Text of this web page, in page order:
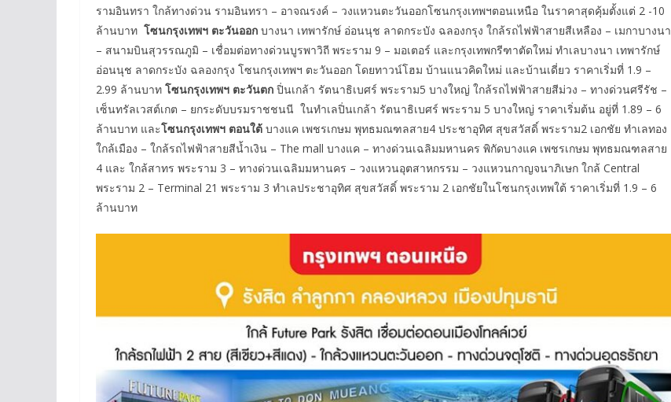
รามอินทรา ใกล้ทางด่วน รามอินทรา – อาจณรงค์ – วงแหวนตะวันออกโซนกรุงเทพฯตอนเหนือ ในราคาสุดคุ้มตั้งแต่ 2 -10
ล้านบาท โซนกรุงเทพฯ ตะวันออก บางนา เทพารักษ์ อ่อนนุช ลาดกระบัง ฉลองกรุง ใกล้รถไฟฟ้าสายสีเหลือง – เมกาบางนา
– สนามบินสุวรรณภูมิ – เชื่อมต่อทางด่วนบูรพาวิถี พระราม 9 – มอเตอร์ และกรุงเทพกรีฑาตัดใหม่ ทำเลบางนา เทพารักษ์
อ่อนนุช ลาดกระบัง ฉลองกรุง โซนกรุงเทพฯ ตะวันออก โดยทาวน์โฮม บ้านแนวคิดใหม่ และบ้านเดี่ยว ราคาเริ่มที่ 1.9 –
2.99 ล้านบาท โซนกรุงเทพฯ ตะวันตก ปิ่นเกล้า รัตนาธิเบศร์ พระราม5 บางใหญ่ ใกล้รถไฟฟ้าสายสีม่วง – ทางด่วนศรีรัช –
เซ็นทรัลเวสต์เกต – ยกระดับบรมราชชนนี ในทำเลปิ่นเกล้า รัตนาธิเบศร์ พระราม 5 บางใหญ่ ราคาเริ่มต้น อยู่ที่ 1.89 – 6
ล้านบาท และโซนกรุงเทพฯ ตอนใต้ บางแค เพชรเกษม พุทธมณฑลสาย4 ประชาอุทิศ สุขสวัสดิ์ พระราม2 เอกชัย ทำเลทอง
ใกล้เมือง – ใกล้รถไฟฟ้าสายสีน้ำเงิน – The mall บางแค – ทางด่วนเฉลิมมหานคร พิกัดบางแค เพชรเกษม พุทธมณฑลสาย
4 และ ใกล้สาทร พระราม 3 – ทางด่วนเฉลิมมหานคร – วงแหวนอุตสาหกรรม – วงแหวนกาญจนาภิเษก ใกล้ Central
พระราม 2 – Terminal 21 พระราม 3 ทำเลประชาอุทิศ สุขสวัสดิ์ พระราม 2 เอกชัยในโซนกรุงเทพใต้ ราคาเริ่มที่ 1.9 – 6
ล้านบาท